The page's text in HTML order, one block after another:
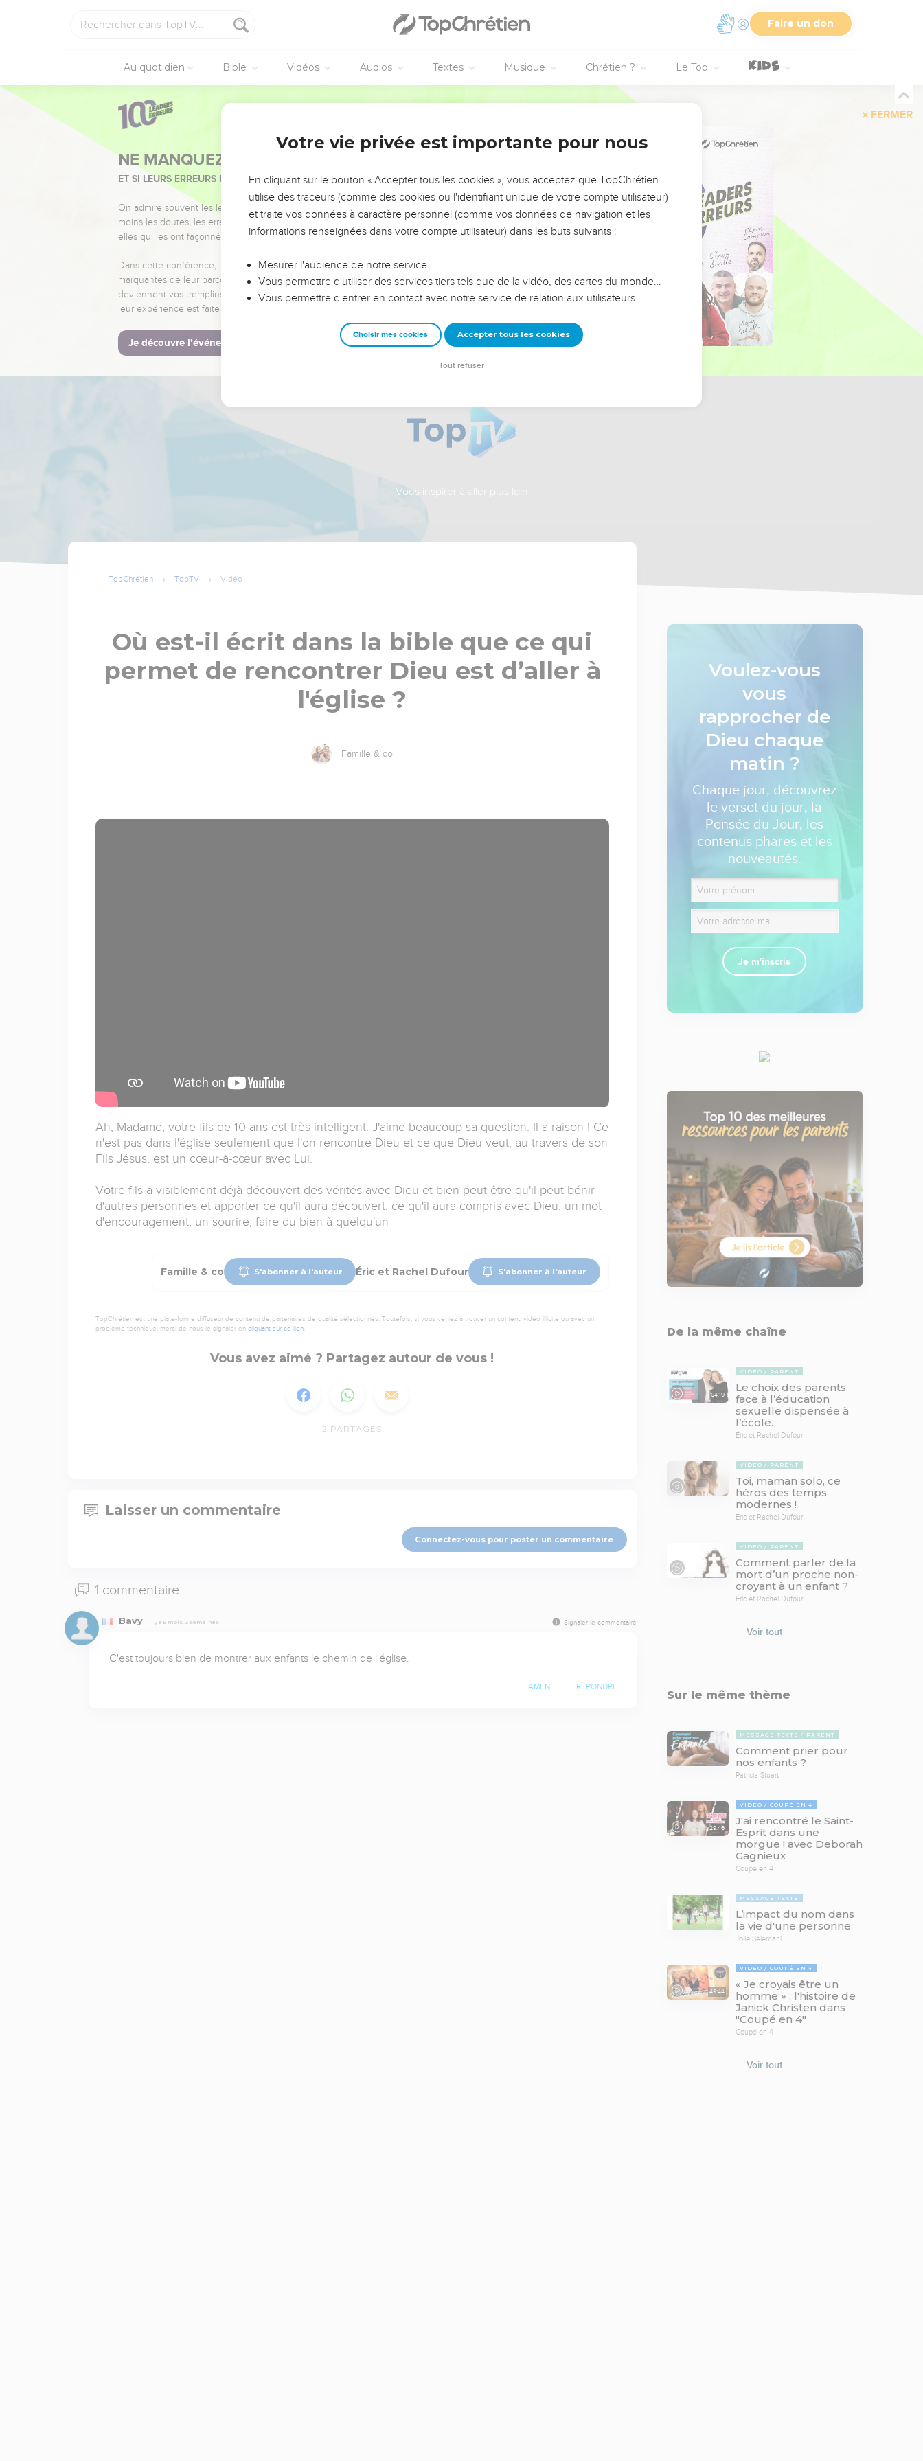
Faire un don
Au quotidien Bible Vidéos Audios Textes Musique Chrétien ? Le Top
FERMER
NE MANQUEZ PAS L’ÉVÉNEMENT DE L’ANNÉE !
ET SI LEURS ERREURS POUVAIENT VOUS ÉVITER LES VOTRES ?
On admire souvent les leaders pour leurs réussites, leur impact, leur foi ou leur vision. Mais on voit
moins les doutes, les erreurs et les saisons difficiles qu'ils ont traversés, alors même que ce sont
elles qui les ont façonnés.
Dans cette conférence, leaders, entrepreneurs, et responsables reviennent sur les erreurs
marquantes de leur parcours et les clés pour avancer avec plus de sagesse afin que leurs erreurs
deviennent vos tremplins. Que vous guidiez un ministère, une équipe, un groupe ou une famille,
leur expérience est faite pour vous.
Je découvre l’événement
Vous inspirer à aller plus loin
TopChrétien TopTV Vidéo
Où est-il écrit dans la bible que ce qui
permet de rencontrer Dieu est d’aller à
l'église ?
Famille & co
Ah, Madame, votre fils de 10 ans est très intelligent. J'aime beaucoup sa question. Il a raison ! Ce
n'est pas dans l'église seulement que l'on rencontre Dieu et ce que Dieu veut, au travers de son
Fils Jésus, est un cœur-à-cœur avec Lui.
Votre fils a visiblement déjà découvert des vérités avec Dieu et bien peut-être qu'il peut bénir
d'autres personnes et apporter ce qu'il aura découvert, ce qu'il aura compris avec Dieu, un mot
d'encouragement, un sourire, faire du bien à quelqu'un
Famille & co S'abonner à l'auteur Éric et Rachel Dufour S'abonner à l'auteur
TopChrétien est une plate-forme diffuseur de contenu de partenaires de qualité sélectionnés. Toutefois, si vous veniez à trouver un contenu vidéo illicite ou avec un
problème technique, merci de nous le signaler en cliquant sur ce lien.
Vous avez aimé ? Partagez autour de vous !
2 PARTAGES
Laisser un commentaire
Connectez-vous pour poster un commentaire
1 commentaire
Bavy Il y a 5 mois, 3 semaines Signaler le commentaire
C'est toujours bien de montrer aux enfants le chemin de l'église.
AMEN RÉPONDRE
Voulez-vous
vous
rapprocher de
Dieu chaque
matin ?
Chaque jour, découvrez
le verset du jour, la
Pensée du Jour, les
contenus phares et les
nouveautés.
Je m'inscris
De la même chaîne
04:19
VIDÉO PARENT
Le choix des parents
face à l’éducation
sexuelle dispensée à
l’école.
Éric et Rachel Dufour
VIDÉO PARENT
Toi, maman solo, ce
héros des temps
modernes !
Éric et Rachel Dufour
VIDÉO PARENT
Comment parler de la
mort d’un proche non-
croyant à un enfant ?
Éric et Rachel Dufour
Voir tout
Sur le même thème
MESSAGE TEXTE PARENT
Comment prier pour
nos enfants ?
Patricia Stuart
29:46
VIDÉO COUPÉ EN 4
J'ai rencontré le Saint-
Esprit dans une
morgue ! avec Deborah
Gagnieux
Coupé en 4
MESSAGE TEXTE
L’impact du nom dans
la vie d'une personne
Jolie Selemani
49:44
VIDÉO COUPÉ EN 4
« Je croyais être un
homme » : l'histoire de
Janick Christen dans
"Coupé en 4"
Coupé en 4
Voir tout
Votre vie privée est importante pour nous
En cliquant sur le bouton « Accepter tous les cookies », vous acceptez que TopChrétien
utilise des traceurs (comme des cookies ou l'identifiant unique de votre compte utilisateur)
et traite vos données à caractère personnel (comme vos données de navigation et les
informations renseignées dans votre compte utilisateur) dans les buts suivants :
Mesurer l'audience de notre service
Vous permettre d'utiliser des services tiers tels que de la vidéo, des cartes du monde…
Vous permettre d'entrer en contact avec notre service de relation aux utilisateurs.
Choisir mes cookies Accepter tous les cookies
Tout refuser